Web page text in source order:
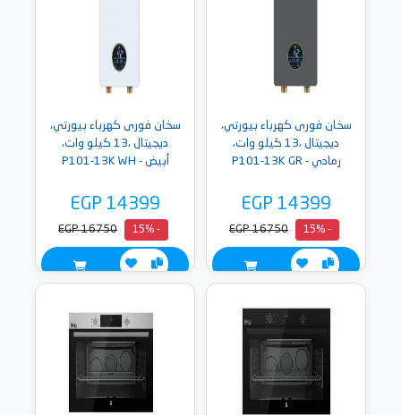
سخان فورى كهرباء بيورتي،
ديجيتال ،13 كيلو وات،
رمادي - P101-13K GR
EGP 14399
- 15%
EGP 16750
سخان فورى كهرباء بيورتي،
ديجيتال ،13 كيلو وات،
أبيض - P101-13K WH
EGP 14399
- 15%
EGP 16750